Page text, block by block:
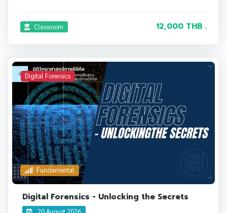
Classroom 12,000 THB .
Digital Forensics
Fundamental
Digital Forensics - Unlocking the Secrets
20 August 2026